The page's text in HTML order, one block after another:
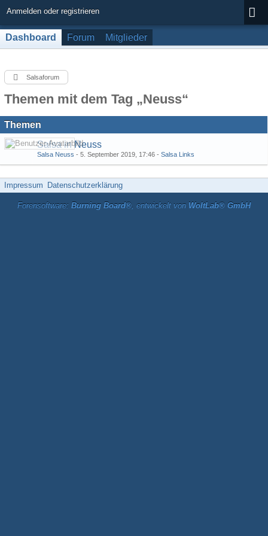
Anmelden oder registrieren
Dashboard Forum Mitglieder
Salsaforum
Themen mit dem Tag „Neuss“
Themen
Salsa in Neuss
Salsa Neuss - 5. September 2019, 17:46 - Salsa Links
Impressum Datenschutzerklärung
Forensoftware: Burning Board®, entwickelt von WoltLab® GmbH